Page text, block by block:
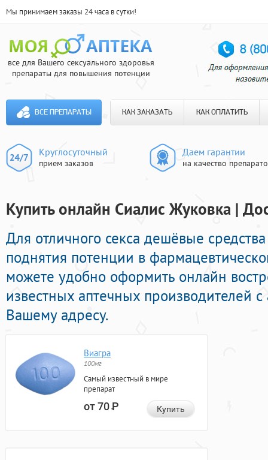
Мы принимаем заказы 24 часа в сутки!
все для Вашего сексуального здоровья
препараты для повышения потенции
ВСЕ ПРЕПАРАТЫ КАК ЗАКАЗАТЬ КАК ОПЛАТИТЬ
Круглосуточный
прием заказов
Даем гарантии
на качество
Купить онлайн Сиалис Жуковка |
Для отличного секса дешёвые
поднятия потенции в
можете удобно оформить онлайн
известных аптечных производителей
Вашему адресу.
Виагра
100мг
Самый известный в мире
препарат
от 70Р Купить